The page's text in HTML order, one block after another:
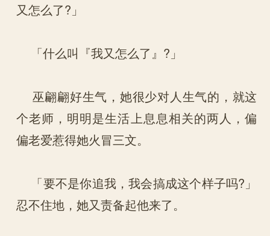
又怎么了?」
「什么叫『我又怎么了』?」
巫翩翩好生气，她很少对人生气的，就这
个老师，明明是生活上息息相关的两人，偏
偏老爱惹得她火冒三文。
「要不是你追我，我会搞成这个样子吗?」
忍不住地，她又责备起他来了。